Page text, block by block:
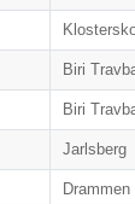
Biri
Biri
Jarlsberg